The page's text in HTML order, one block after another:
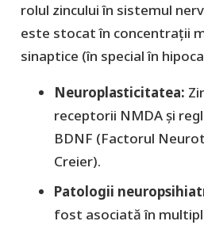
rolul zincului în sistemul
este stocat în concentrații
sinaptice (în special în
Neuroplasticitatea:
receptorii NMDA și
BDNF (Factorul
Creier).
Patologii
fost asociată în